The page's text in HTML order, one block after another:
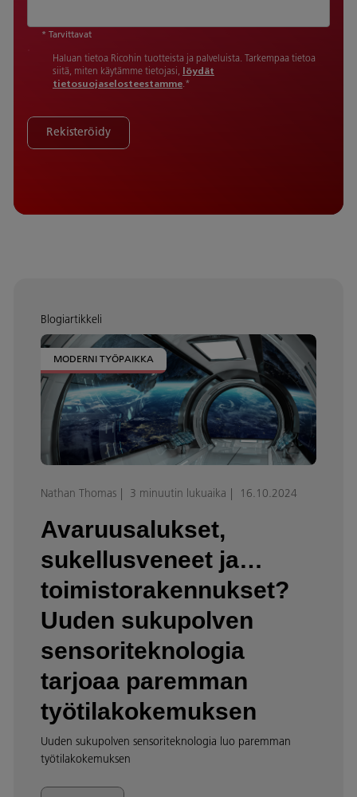
* Tarvittavat
Haluan tietoa Ricohin tuotteista ja palveluista. Tarkempaa tietoa
siitä, miten käytämme tietojasi,
löydät
tietosuojaselosteestamme. *
Rekisteröidy
Nathan Thomas 3 minuutin lukuaika 16.10.2024
Avaruusalukset,
sukellusveneet ja…
toimistorakennukset?
Uuden sukupolven
sensoriteknologia
tarjoaa paremman
työtilakokemuksen
Uuden sukupolven sensoriteknologia luo paremman
työtilakokemuksen
Blogiartikkeli
MODERNI TYÖPAIKKA